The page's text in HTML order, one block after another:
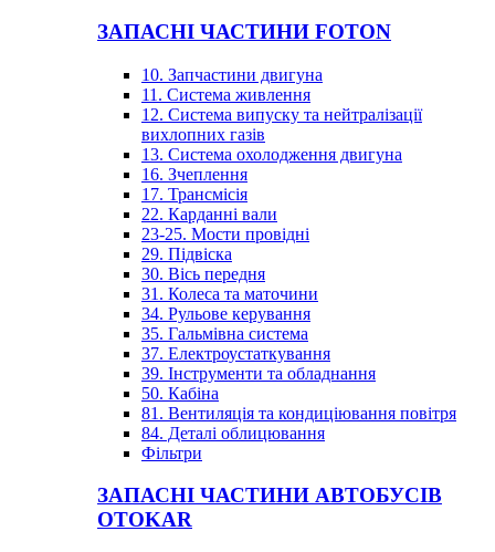
ЗАПАСНІ ЧАСТИНИ FOTON
10. Запчастини двигуна
11. Система живлення
12. Система випуску та нейтралізації
вихлопних газів
13. Система охолодження двигуна
16. Зчеплення
17. Трансмісія
22. Карданні вали
23-25. Мости провідні
29. Підвіска
30. Вісь передня
31. Колеса та маточини
34. Рульове керування
35. Гальмівна система
37. Електроустаткування
39. Інструменти та обладнання
50. Кабіна
81. Вентиляція та кондиціювання повітря
84. Деталі облицювання
Фільтри
ЗАПАСНІ ЧАСТИНИ АВТОБУСІВ
OTOKAR